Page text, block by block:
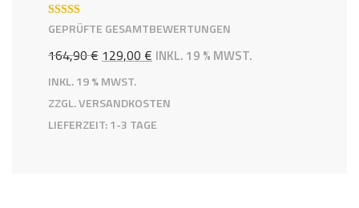
BEWERTE
GEPRÜFTE GESAMTBEWERTUNGEN
164,90€ URSPRÜNGLICHER
PREIS
WAR:
129,00 € AKTUELLER
IST:
INKL. 19 % MWST.
INKL. 19 % MWST.
ZZGL.VERSANDKOSTEN
LIEFERZEIT:1-3 TAGE